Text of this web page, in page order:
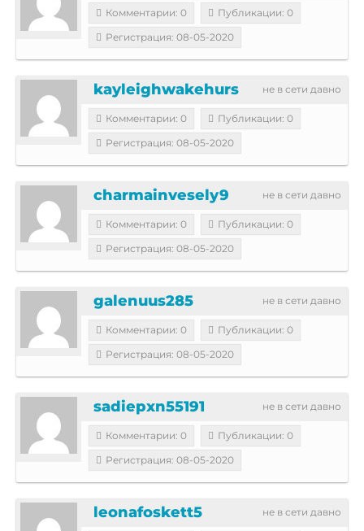
Комментарии: 0
Публикации: 0
Регистрация: 08-05-2020
не в сети давно
kayleighwakehurs
Комментарии: 0
Публикации: 0
Регистрация: 08-05-2020
не в сети давно
charmainvesely9
Комментарии: 0
Публикации: 0
Регистрация: 08-05-2020
не в сети давно
galenuus285
Комментарии: 0
Публикации: 0
Регистрация: 08-05-2020
не в сети давно
sadiepxn55191
Комментарии: 0
Публикации: 0
Регистрация: 08-05-2020
не в сети давно
leonafoskett5